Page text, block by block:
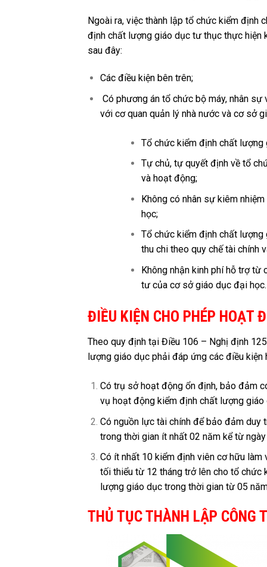
Ngoài ra, việc thành lập tổ chức kiểm
định chất lượng giáo dục tư thục thực hiện
sau đây:
Các điều kiện bên trên;
Có phương án tổ chức bộ máy, nhân
với cơ quan quản lý nhà nước và cơ sở
Tổ chức kiểm định chất lượng
Tự chủ, tự quyết định về tổ
và hoạt động;
Không có nhân sự kiêm
học;
Tổ chức kiểm định chất
thu chi theo quy chế tài chính
Không nhận kinh phí hỗ trợ từ
tư của cơ sở giáo dục đại học.
ĐIỀU KIỆN CHO PHÉP HOẠT
Theo quy định tại Điều 106 – Nghị định
lượng giáo dục phải đáp ứng các điều
Có trụ sở hoạt động ổn định, bảo đảm
vụ hoạt động kiểm định chất lượng giáo
Có nguồn lực tài chính để bảo đảm
trong thời gian ít nhất 02 năm kể từ
Có ít nhất 10 kiểm định viên cơ hữu
tối thiểu từ 12 tháng trở lên cho tổ chức
lượng giáo dục trong thời gian từ 05
THỦ TỤC THÀNH LẬP CÔNG